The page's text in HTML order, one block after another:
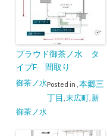
プラウド御茶ノ水 タ
イプF 間取り
Posted in
御茶ノ水
本郷三
丁目 末広町, 新
御茶ノ水